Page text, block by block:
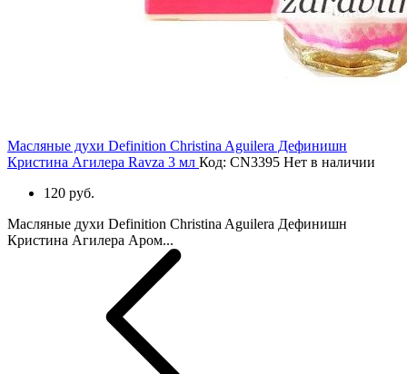
Масляные духи Definition Christina Aguilera Дефинишн
Кристина Агилера Ravza 3 мл Код: CN3395 Нет в наличии
120 руб.
Масляные духи Definition Christina Aguilera Дефинишн
Кристина Агилера Аром...